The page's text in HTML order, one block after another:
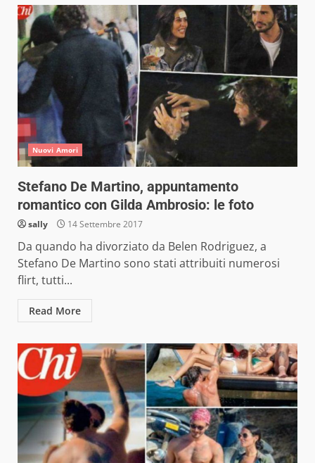
Nuovi Amori
Stefano De Martino, appuntamento
romantico con Gilda Ambrosio: le foto
sally 14 Settembre 2017
Da quando ha divorziato da Belen Rodriguez, a
Stefano De Martino sono stati attribuiti numerosi
flirt, tutti...
Read More